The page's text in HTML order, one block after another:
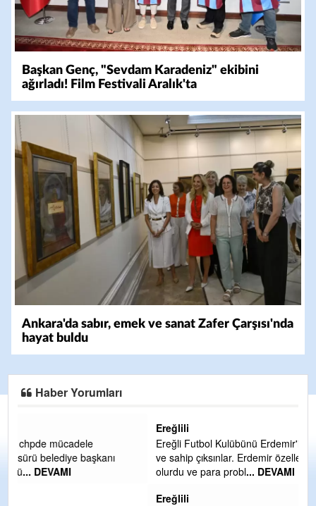
Başkan Genç, "Sevdam Karadeniz" ekibini
ağırladı! Film Festivali Aralık'ta
Ankara'da sabır, emek ve sanat Zafer Çarşısı'nda
hayat buldu
Haber Yorumları
Ereğli Futbol Kulübünü Erdemir'i özelleştirenler düşünsün
ve sahip çıksınlar. Erdemir özelleştirilmeseydi sponsor
olurdu ve para probl
... DEVAMI